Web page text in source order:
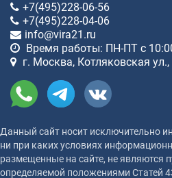
+7(495)228-06-56
+7(495)228-04-06
info@vira21.ru
Время работы: ПН-ПТ с
г. Москва, Котляковская ул.,
Данный сайт носит исключительно
ни при каких условиях
размещенные на сайте, не являются
определяемой положениями Статей